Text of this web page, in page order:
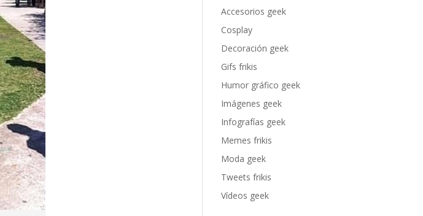
Accesorios geek
Cosplay
Decoración geek
Gifs frikis
Humor gráfico geek
Imágenes geek
Infografías geek
Memes frikis
Moda geek
Tweets frikis
Vídeos geek